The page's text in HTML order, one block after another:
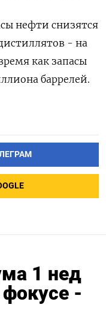
нефти снизятся
- на
как запасы
баррелей.
1 нед
-